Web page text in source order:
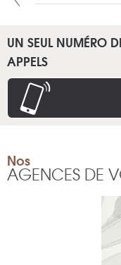
UN SEUL NUMÉRO
APPELS
Nos
AGENCES DE